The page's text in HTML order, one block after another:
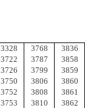
3328 3768
3836
3722 3787
3858
3726 3799
3859
3750 3806
3860
3752 3808
3861
3753 3810
3862